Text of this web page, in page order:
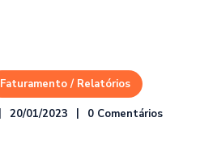
Faturamento / Relatórios
20/01/2023 0 Comentários